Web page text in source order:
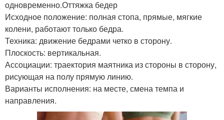
одновременно.Оттяжка бедер
Исходное положение: полная стопа, прямые, мягкие
колени, работают только бедра.
Техника: движение бедрами четко в сторону.
Плоскость: вертикальная.
Ассоциации: траектория маятника из стороны в сторону,
рисующая на полу прямую линию.
Варианты исполнения: на месте, смена темпа и
направления.